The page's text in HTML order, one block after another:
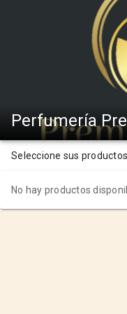
Perfumería
Seleccione sus productos
No hay productos